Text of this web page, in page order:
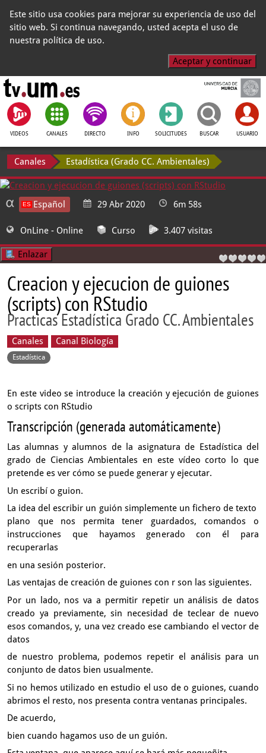
Este sitio usa cookies para mejorar su experiencia de uso del
sitio web. Si continua navegando, usted acepta el uso de
nuestra política de uso.
Aceptar y continuar
VIDEOS CANALES DIRECTO INFO SOLICITUDES BUSCAR USUARIO
Canales Estadística (Grado CC. Ambientales)
Español 29 Abr 2020 6m 58s
OnLine - Online Curso 3.407 visitas
Enlazar
Creacion y ejecucion de guiones
(scripts) con RStudio
Practicas Estadística Grado CC. Ambientales
Canales Canal Biología
Estadística
En este video se introduce la creación y ejecución de guiones
o scripts con RStudio
Transcripción (generada automáticamente)
Las alumnas y alumnos de la asignatura de Estadística del
grado de Ciencias Ambientales en este vídeo corto
lo que
pretende es ver cómo se puede generar y ejecutar.
Un escribí o guion.
La idea del escribir un guión simplemente un fichero de texto
plano que nos permita tener guardados,comandos o
instrucciones que hayamos generado con él para
recuperarlas
en una sesión posterior.
Las ventajas de creación de guiones con r son las siguientes.
Por un lado, nos va a permitir repetir un análisis de datos
creado ya previamente,sin necesidad de teclear de nuevo
esos comandos,y, una vez creado ese cambiando el vector de
datos
de nuestro problema, podemos repetir el análisis para un
conjunto de datos bien usualmente.
Si no hemos utilizado en estudio el uso de o guiones, cuando
abrimos el resto, nos presenta contra ventanas principales.
De acuerdo,
bien cuando hagamos uso de un guión.